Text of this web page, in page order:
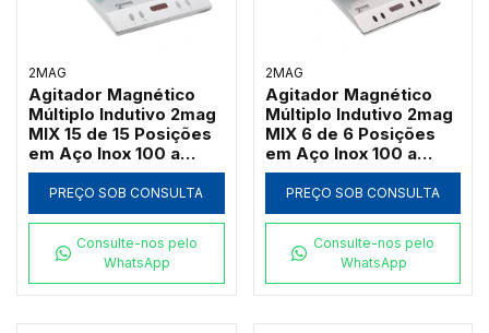
2MAG
Agitador Magnético
Múltiplo Indutivo 2mag
MIX 15 de 15 Posições
em Aço Inox 100 a
2000 RPM (Até
3000ml por Ponto)
PREÇO SOB CONSULTA
Consulte-nos pelo
WhatsApp
2MAG
Agitador Magnético
Múltiplo Indutivo 2mag
MIX 6 de 6 Posições
em Aço Inox 100 a
2000 RPM (Até
3000ml por Ponto)
PREÇO SOB CONSULTA
Consulte-nos pelo
WhatsApp